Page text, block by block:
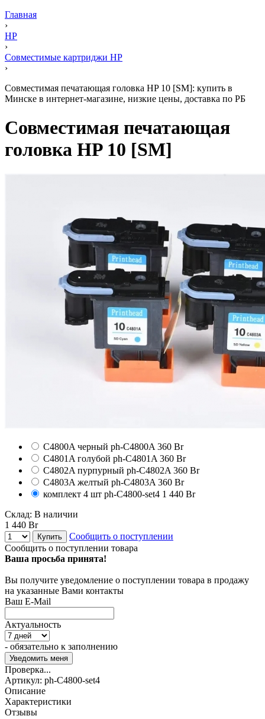
Главная
›
HP
›
Совместимые картриджи HP
›
Совместимая печатающая головка HP 10 [SM]: купить в
Минске в интернет-магазине, низкие цены, доставка по РБ
Совместимая печатающая
головка HP 10 [SM]
C4800A черный ph-C4800A 360 Br
C4801A голубой ph-C4801A 360 Br
C4802A пурпурный ph-C4802A 360 Br
C4803A желтый ph-C4803A 360 Br
комплект 4 шт ph-C4800-set4 1 440 Br
Склад: В наличии
1 440 Br
Купить
Сообщить о поступлении
Сообщить о поступлении товара
Ваша просьба принята!
Вы получите уведомление о поступлении товара в продажу
на указанные Вами контакты
Ваш E-Mail
Актуальность
- обязательно к заполнению
Проверка...
Артикул: ph-C4800-set4
Описание
Характеристики
Отзывы